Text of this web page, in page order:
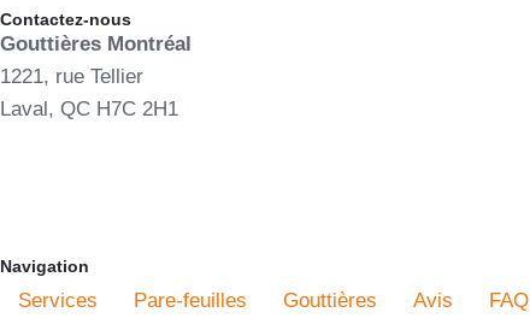
Contactez-nous
Gouttières Montréal
1221, rue Tellier
Laval, QC H7C 2H1
Navigation
Services Pare-feuilles Gouttières Avis FAQ